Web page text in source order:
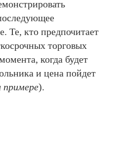
Те, кто предпочитает
торговых
когда будет
и цена пойдет
примере).